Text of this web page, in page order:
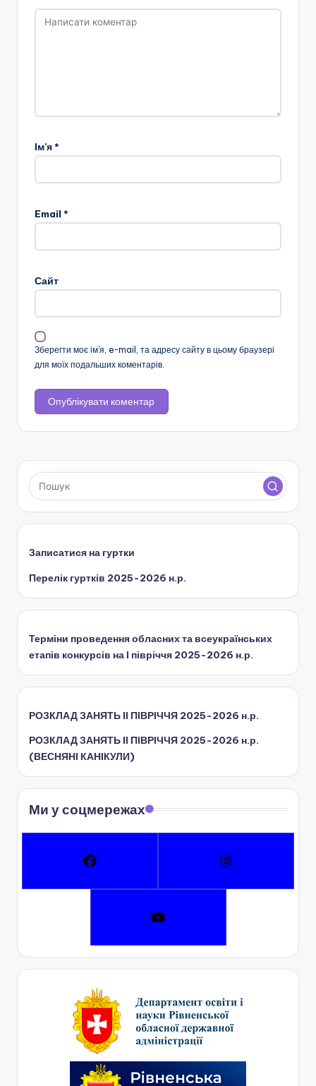
Ім'я*
Email *
Сайт
Зберегти моє ім'я, e-mail, та адресу сайту в цьому браузері
для моїх подальших коментарів.
Записатися на гуртки
Перелік гуртків 2025-2026 н.р.
Терміни проведення обласних та всеукраїнських
етапів конкурсів на І півріччя 2025-2026 н.р.
РОЗКЛАД ЗАНЯТЬ IІ ПІВРІЧЧЯ 2025-2026 н.р.
РОЗКЛАД ЗАНЯТЬ IІ ПІВРІЧЧЯ 2025-2026 н.р.
(ВЕСНЯНІ КАНІКУЛИ)
Ми у соцмережах